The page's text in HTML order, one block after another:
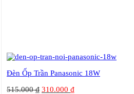
Đèn Ốp Trần Panasonic 18W
515.000₫ 310.000 ₫